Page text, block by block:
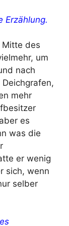
Erzählung.
Mitte des
um
nach
mehr
es
was die
er wenig
sich, wenn
selber